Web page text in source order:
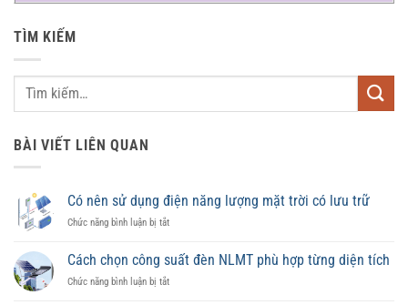
TÌM KIẾM
BÀI VIẾT LIÊN QUAN
Có nên sử dụng điện năng lượng mặt trời có lưu trữ
Chức năng bình luận bị tắtở
nên
sử
dụng
Cách chọn công suất đèn NLMT phù hợp từng diện tích
Chức năng bình luận bị tắtở